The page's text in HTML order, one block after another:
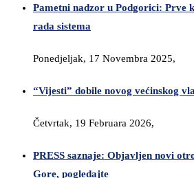
Pametni nadzor u Podgorici: Prve
rada sistema
Ponedjeljak, 17 Novembra 2025,
“Vijesti” dobile novog većinskog
Četvrtak, 19 Februara 2026,
PRESS saznaje: Objavljen novi
Gore, pogledajte